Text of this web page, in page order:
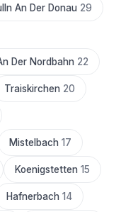
An Der Donau 29
Der Nordbahn 22
Traiskirchen 20
Mistelbach 17
Koenigstetten 15
Hafnerbach 14